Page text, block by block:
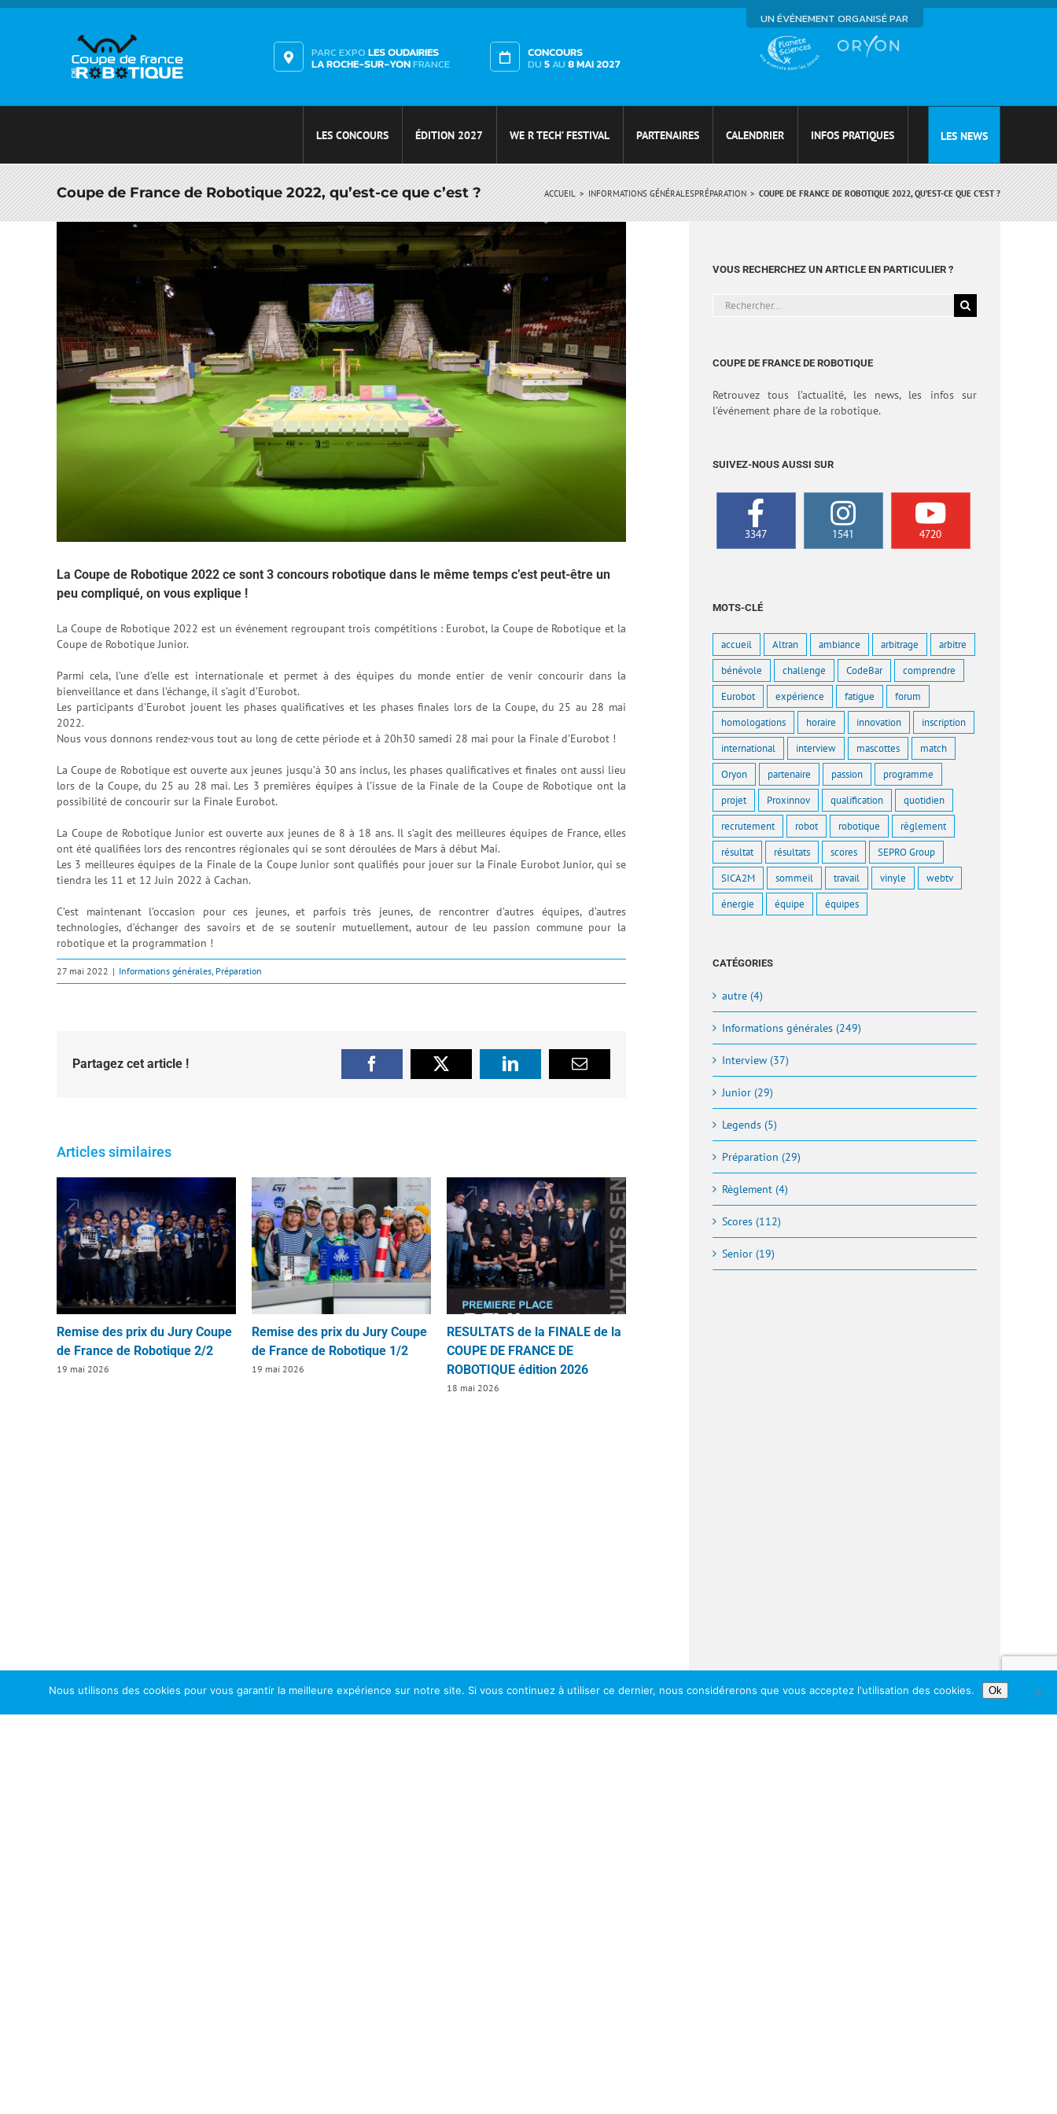
Passer
UN ÉVÉNEMENT ORGANISÉ PAR
PARC EXPO LES OUDAIRIES
LA ROCHE-SUR-YONFRANCE
CONCOURS
DU 5AU 8 MAI 2027
LES CONCOURS ÉDITION 2027 WE R TECH’ FESTIVAL PARTENAIRES CALENDRIER INFOS PRATIQUES LES NEWS
Coupe de France de Robotique 2022, qu’est-ce que c’est ? ACCUEIL INFORMATIONS GÉNÉRALESPRÉPARATION COUPE DE FRANCE DE ROBOTIQUE 2022, QU’EST-CE QUE C’EST ?
La Coupe de Robotique 2022 ce sont 3 concours robotique dans le même temps c’est peut-être un
peu compliqué, on vous explique !
La Coupe de Robotique 2022 est un événement regroupant trois compétitions : Eurobot, la Coupe de Robotique et la
Coupe de Robotique Junior.
Parmi cela, l’une d’elle est internationale et permet à des équipes du monde entier de venir concourir dans la
bienveillance et dans l’échange, il s’agit d’Eurobot.
Les participants d’Eurobot jouent les phases qualificatives et les phases finales lors de la Coupe, du 25 au 28 mai
2022.
Nous vous donnons rendez-vous tout au long de cette période et à 20h30 samedi 28 mai pour la Finale d’Eurobot !
La Coupe de Robotique est ouverte aux jeunes jusqu’à 30 ans inclus, les phases qualificatives et finales ont aussi lieu
lors de la Coupe, du 25 au 28 mai. Les 3 premières équipes à l’issue de la Finale de la Coupe de Robotique ont la
possibilité de concourir sur la Finale Eurobot.
La Coupe de Robotique Junior est ouverte aux jeunes de 8 à 18 ans. Il s’agit des meilleures équipes de France, elles
ont été qualifiées lors des rencontres régionales qui se sont déroulées de Mars à début Mai.
Les 3 meilleures équipes de la Finale de la Coupe Junior sont qualifiés pour jouer sur la Finale Eurobot Junior, qui se
tiendra les 11 et 12 Juin 2022 à Cachan.
C’est maintenant l’occasion pour ces jeunes, et parfois très jeunes, de rencontrer d’autres équipes, d’autres
technologies, d’échanger des savoirs et de se soutenir mutuellement, autour de leu passion commune pour la
robotique et la programmation !
27 mai 2022 | Informations générales Préparation
Partagez cet article ! Facebook X LinkedIn Email
Articles similaires
Remise des prix du Jury Coupe
de France de Robotique 2/2
19 mai 2026
Remise des prix du Jury Coupe
de France de Robotique 1/2
19 mai 2026
RESULTATS de la FINALE de la
COUPE DE FRANCE DE
ROBOTIQUE édition 2026
18 mai 2026
VOUS RECHERCHEZ UN ARTICLE EN PARTICULIER ?
Rechercher:
COUPE DE FRANCE DE ROBOTIQUE
Retrouvez tous l’actualité, les news, les infos sur
l’événement phare de la robotique.
SUIVEZ-NOUS AUSSI SUR
3347 1541 4720
MOTS-CLÉ
accueil Altran ambiance arbitrage arbitre
bénévole challenge CodeBar comprendre
Eurobot expérience fatigue forum
homologations horaire innovation inscription
international interview mascottes match
Oryon partenaire passion programme
projet Proxinnov qualification quotidien
recrutement robot robotique règlement
résultat résultats scores SEPRO Group
SICA2M sommeil travail vinyle webtv
énergie équipe équipes
CATÉGORIES
autre (4)
Informations générales (249)
Interview (37)
Junior (29)
Legends (5)
Préparation (29)
Règlement (4)
Scores (112)
Senior (19)
Nous utilisons des cookies pour vous garantir la meilleure expérience sur notre site. Si vous continuez à utiliser ce dernier, nous considérerons que vous acceptez l'utilisation des cookies. Ok